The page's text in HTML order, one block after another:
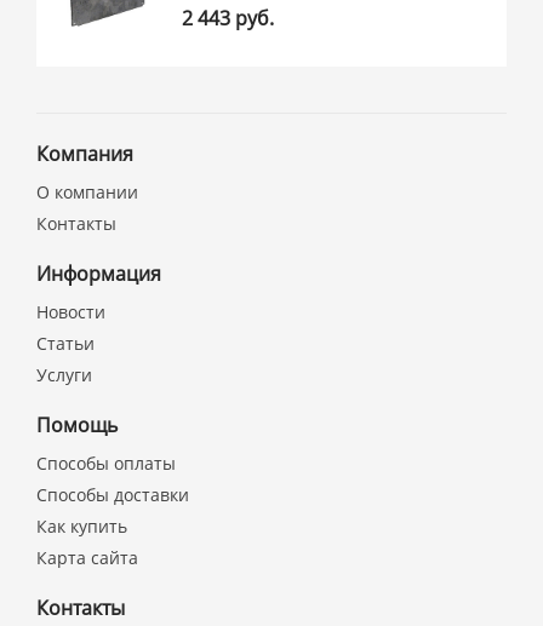
2 443 руб.
Компания
О компании
Контакты
Информация
Новости
Статьи
Услуги
Помощь
Способы оплаты
Способы доставки
Как купить
Карта сайта
Контакты